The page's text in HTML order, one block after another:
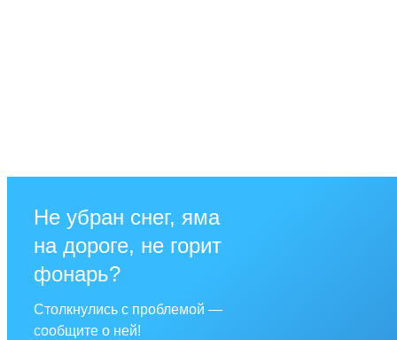
Не убран снег, яма
на дороге, не горит
фонарь?
Столкнулись с проблемой —
сообщите о ней!